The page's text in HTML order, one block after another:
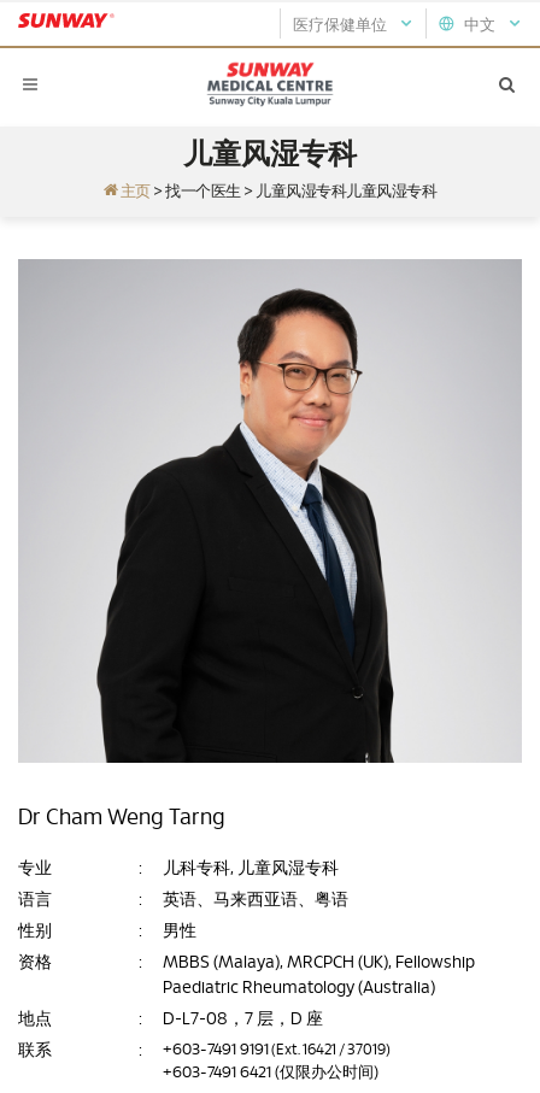
中文
医疗保健单位
儿童风湿专科
主页 >找一个医生 > 儿童风湿专科儿童风湿专科
Dr Cham Weng Tarng
专业 :
儿科专科, 儿童风湿专科
语言
:
英语、马来西亚语、粤语
性别
:
男性
资格
:
MBBS (Malaya), MRCPCH (UK), Fellowship
Paediatric Rheumatology (Australia)
地点
:
D-L7-08，7 层，D 座
联系
: +603-7491 9191 (Ext. 16421 / 37019)
+603-7491 6421 (仅限办公时间)